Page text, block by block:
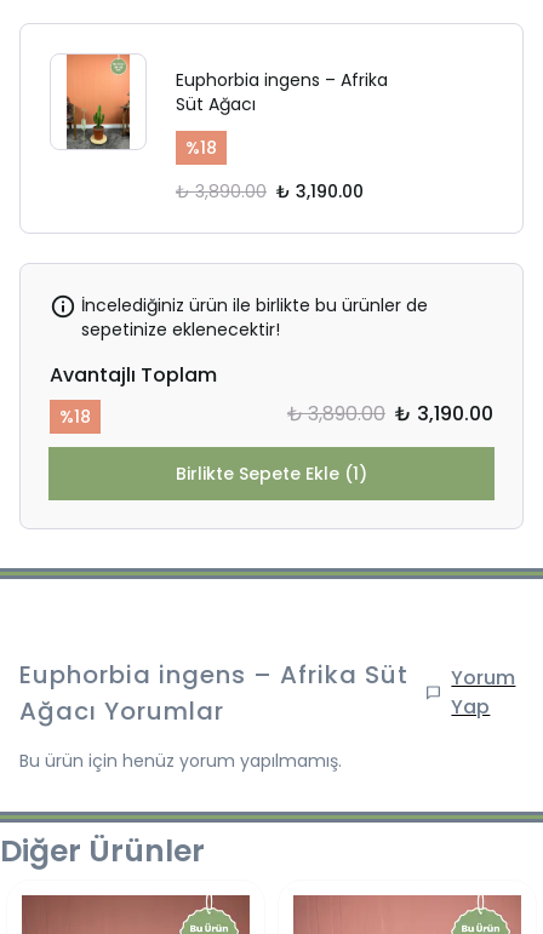
Euphorbia ingens – Afrika
Süt Ağacı
%18
₺ 3,890.00 ₺ 3,190.00
İncelediğiniz ürün ile birlikte bu ürünler de
sepetinize eklenecektir!
Avantajlı Toplam
%18 ₺ 3,890.00 ₺ 3,190.00
Birlikte Sepete Ekle (1)
Euphorbia ingens – Afrika Süt
Ağacı Yorumlar
Yorum
Yap
Bu ürün için henüz yorum yapılmamış.
Diğer Ürünler